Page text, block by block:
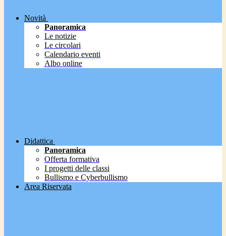
Novità
Panoramica
Le notizie
Le circolari
Calendario eventi
Albo online
Didattica
Panoramica
Offerta formativa
I progetti delle classi
Bullismo e Cyberbullismo
Area Riservata